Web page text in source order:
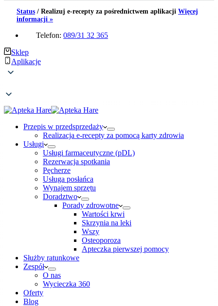
Status / Realizuj e-recepty za pośrednictwem aplikacji Więcej
informacji »
Telefon: 089/31 32 365
Sklep
Aplikacje
Przepis w przedsprzedaży
Realizacja e-recepty za pomocą karty zdrowia
Usługi
Usługi farmaceutyczne (pDL)
Rezerwacja spotkania
Pęcherze
Usługa posłańca
Wynajem sprzętu
Doradztwo
Porady zdrowotne
Wartości krwi
Skrzynia na leki
Wszy
Osteoporoza
Apteczka pierwszej pomocy
Służby ratunkowe
Zespół
O nas
Wycieczka 360
Oferty
Blog